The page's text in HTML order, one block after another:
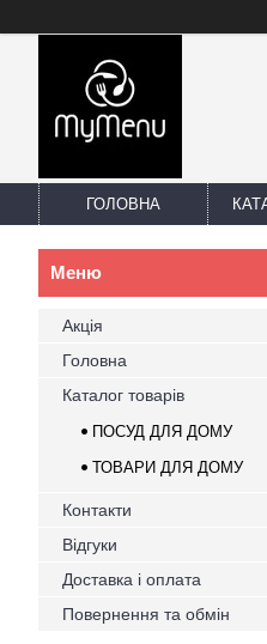
ГОЛОВНА
Акція
Головна
Каталог товарів
ПОСУД ДЛЯ ДОМУ
ТОВАРИ ДЛЯ ДОМУ
Контакти
Відгуки
Доставка і оплата
Повернення та обмін